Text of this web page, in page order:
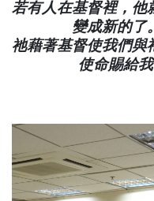
若有人在基督裡，他
變成新的了
祂藉著基督使我們與
使命賜給